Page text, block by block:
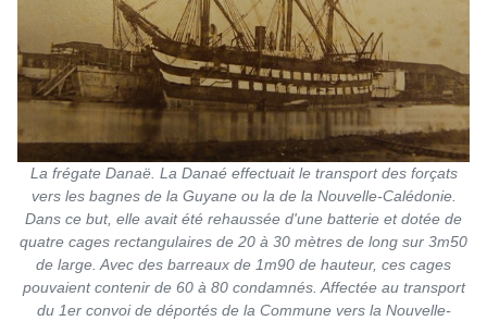
La frégate Danaë. La Danaé effectuait le transport des forçats
vers les bagnes de la Guyane ou la de la Nouvelle-Calédonie.
Dans ce but, elle avait été rehaussée d'une batterie et dotée de
quatre cages rectangulaires de 20 à 30 mètres de long sur 3m50
de large. Avec des barreaux de 1m90 de hauteur, ces cages
pouvaient contenir de 60 à 80 condamnés. Affectée au transport
du 1er convoi de déportés de la Commune vers la Nouvelle-